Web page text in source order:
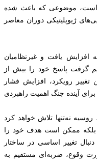
بوده است، موضوعی که باعث شده
ژیوپلیتیکی دوران معاصر
افزایش یافت و غیرنظامیان
گرفت پاسخ خود را بیش از
تغییر رویکرد، افزایش فشار
آینده جنگ اهمیت راهبردی
روسیه نه‌تنها تلاش خواهد کرد
بلکه ممکن است هدف خود را
تغییر اساسی در ساختار
وقوع، ضربه‌ای مستقیم به